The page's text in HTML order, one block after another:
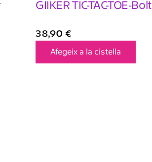
GIIKER TIC-TAC-TOE-Bolt
38,90 €
Afegeix a la cistella